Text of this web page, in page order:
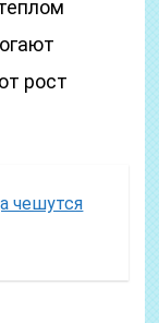
рост
чешутся